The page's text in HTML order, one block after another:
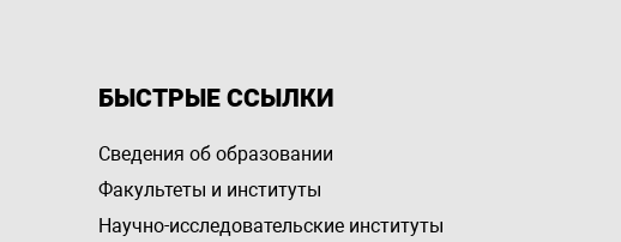
БЫСТРЫЕ ССЫЛКИ
Сведения об образовании
Факультеты и институты
Научно-исследовательские институты